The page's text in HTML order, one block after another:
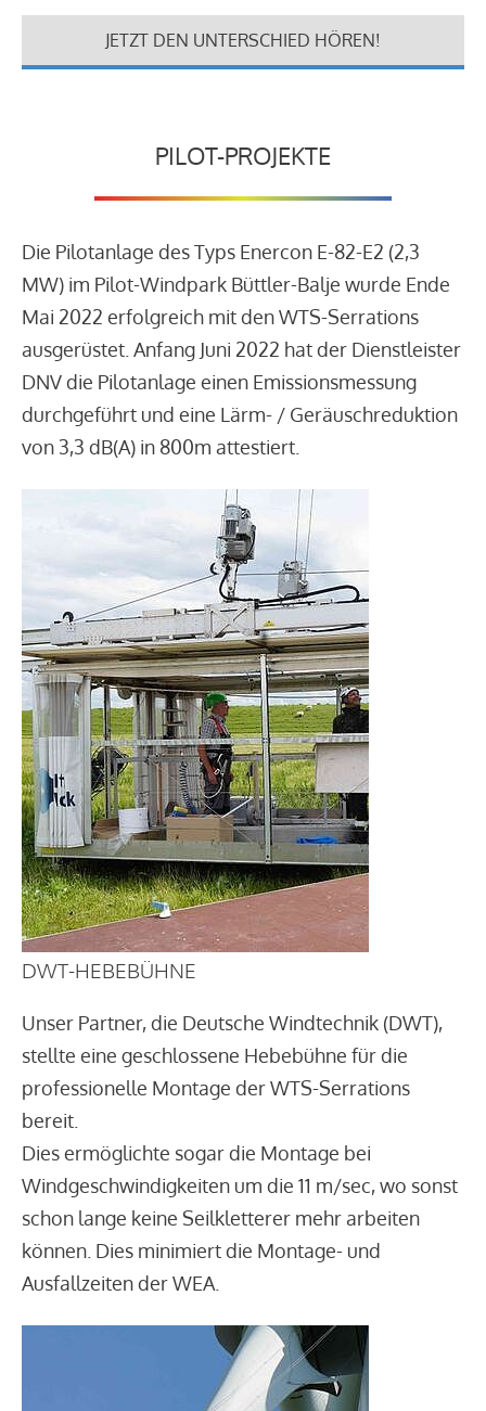
JETZT DEN UNTERSCHIED HÖREN!
PILOT-PROJEKTE
Die Pilotanlage des Typs Enercon E-82-E2 (2,3
MW) im Pilot-Windpark Büttler-Balje wurde Ende
Mai 2022 erfolgreich mit den WTS-Serrations
ausgerüstet. Anfang Juni 2022 hat der Dienstleister
DNV die Pilotanlage einen Emissionsmessung
durchgeführt und eine Lärm- / Geräuschreduktion
von 3,3 dB(A) in 800m attestiert.
DWT-HEBEBÜHNE
Unser Partner, die Deutsche Windtechnik (DWT),
stellte eine geschlossene Hebebühne für die
professionelle Montage der WTS-Serrations
bereit.
Dies ermöglichte sogar die Montage bei
Windgeschwindigkeiten um die 11 m/sec, wo sonst
schon lange keine Seilkletterer mehr arbeiten
können. Dies minimiert die Montage- und
Ausfallzeiten der WEA.